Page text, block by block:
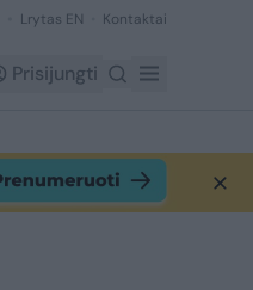
Lrytas EN Kontaktai
Prisijungti